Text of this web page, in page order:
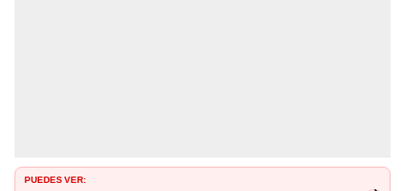
PUEDES VER: